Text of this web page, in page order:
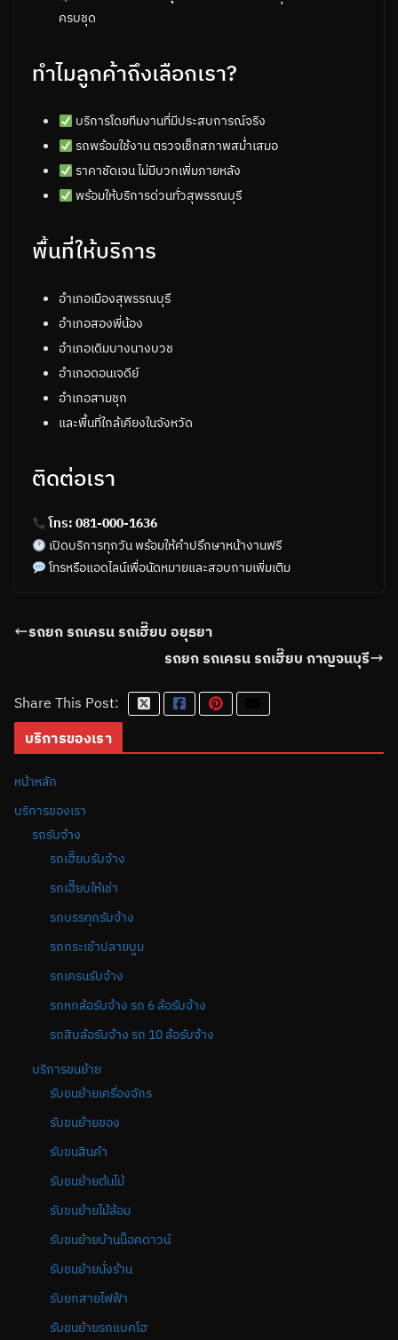
ครบชุด
ทำไมลูกค้าถึงเลือกเรา?
บริการโดยทีมงานที่มีประสบการณ์จริง
รถพร้อมใช้งาน ตรวจเช็กสภาพสม่ำเสมอ
ราคาชัดเจน ไม่มีบวกเพิ่มภายหลัง
พร้อมให้บริการด่วนทั่วสุพรรณบุรี
พื้นที่ให้บริการ
อำเภอเมืองสุพรรณบุรี
อำเภอสองพี่น้อง
อำเภอเดิมบางนางบวช
อำเภอดอนเจดีย์
อำเภอสามชุก
และพื้นที่ใกล้เคียงในจังหวัด
ติดต่อเรา
โทร: 081-000-1636
เปิดบริการทุกวัน พร้อมให้คำปรึกษาหน้างานฟรี
โทรหรือแอดไลน์เพื่อนัดหมายและสอบถามเพิ่มเติม
รถยก รถเครน รถเฮี๊ยบ อยุธยา
รถยก รถเครน รถเฮี๊ยบ กาญจนบุรี
Share This Post:
บริการของเรา
หน้าหลัก
บริการของเรา
รถรับจ้าง
รถเฮี๊ยบรับจ้าง
รถเฮี๊ยบให้เช่า
รถบรรทุกรับจ้าง
รถกระเช้าปลายบูม
รถเครนรับจ้าง
รถหกล้อรับจ้าง รถ 6 ล้อรับจ้าง
รถสิบล้อรับจ้าง รถ 10 ล้อรับจ้าง
บริการขนย้าย
รับขนย้ายเครื่องจักร
รับขนย้ายของ
รับขนสินค้า
รับขนย้ายต้นไม้
รับขนย้ายไม้ล้อม
รับขนย้ายบ้านน็อคดาวน์
รับขนย้ายนั่งร้าน
รับยกสายไฟฟ้า
รับขนย้ายรถแบคโฮ